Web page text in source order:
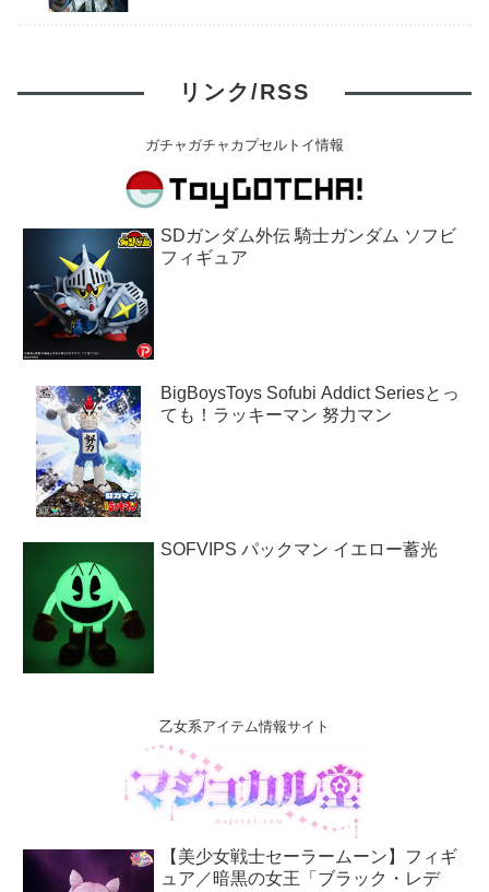
リンク/RSS
ガチャガチャカプセルトイ情報
SDガンダム外伝 騎士ガンダム ソフビ
フィギュア
BigBoysToys Sofubi Addict Seriesとっ
ても！ラッキーマン 努力マン
SOFVIPS パックマン イエロー蓄光
乙女系アイテム情報サイト
【美少女戦士セーラームーン】フィギ
ュア／暗黒の女王「ブラック・レデ